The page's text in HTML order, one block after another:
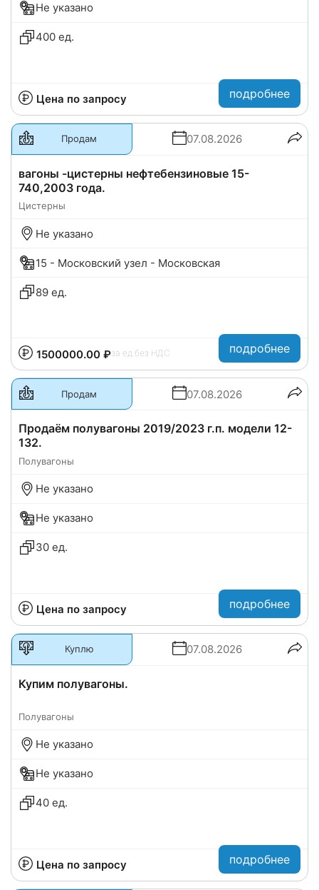
Не указано
400 ед.
Цена по запросу подробнее
Продам 07.08.2026
вагоны -цистерны нефтебензиновые 15-
740,2003 года.
Цистерны
Не указано
15 - Московский узел - Московская
89 ед.
1500000.00 ₽за ед. без НДС подробнее
Продам 07.08.2026
Продаём полувагоны 2019/2023 г.п. модели 12-
132.
Полувагоны
Не указано
Не указано
30 ед.
Цена по запросу подробнее
Куплю 07.08.2026
Купим полувагоны.
Полувагоны
Не указано
Не указано
40 ед.
Цена по запросу подробнее